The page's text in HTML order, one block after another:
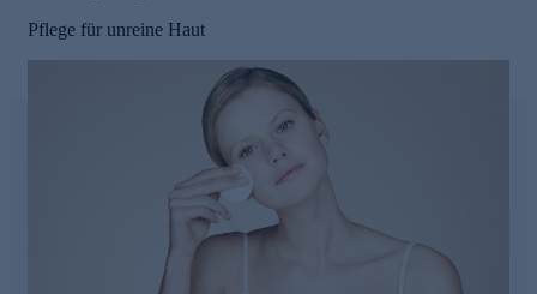
Pflege für unreine Haut